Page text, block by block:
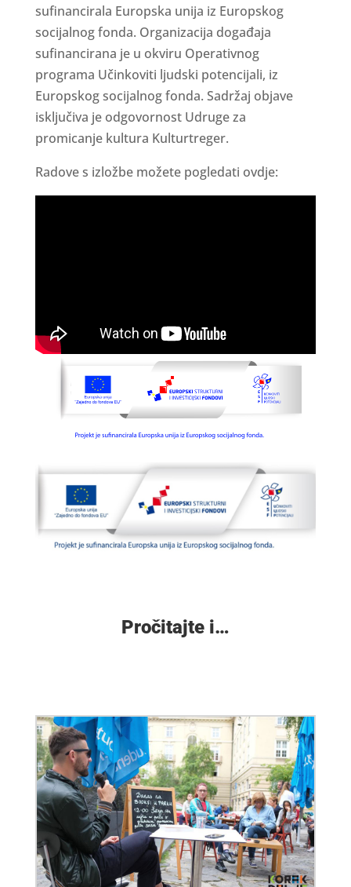
sufinancirala Europska unija iz Europskog
socijalnog fonda. Organizacija događaja
sufinancirana je u okviru Operativnog
programa Učinkoviti ljudski potencijali, iz
Europskog socijalnog fonda. Sadržaj objave
isključiva je odgovornost Udruge za
promicanje kultura Kulturtreger.
Radove s izložbe možete pogledati ovdje:
Pročitajte i…